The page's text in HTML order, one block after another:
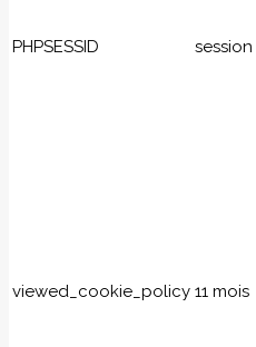
PHPSESSID session
viewed_cookie_policy 11 mois